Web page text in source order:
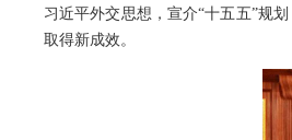
习近平外交思想，宣介“十五五”规
取得新成效。